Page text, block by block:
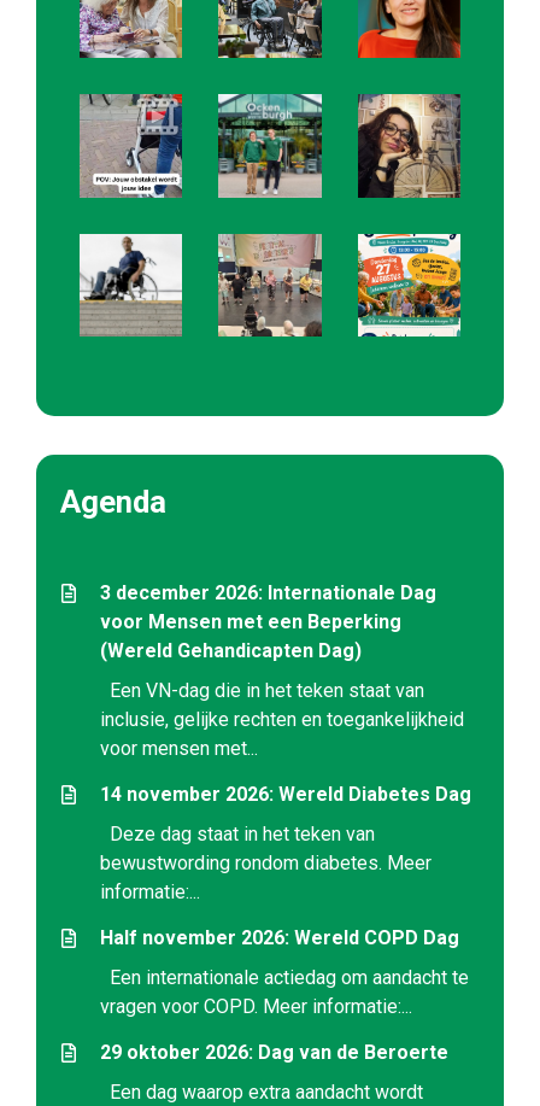
Agenda
3 december 2026: Internationale Dag
voor Mensen met een Beperking
(Wereld Gehandicapten Dag)
Een VN-dag die in het teken staat van
inclusie, gelijke rechten en toegankelijkheid
voor mensen met...
14 november 2026: Wereld Diabetes Dag
Deze dag staat in het teken van
bewustwording rondom diabetes. Meer
informatie:...
Half november 2026: Wereld COPD Dag
Een internationale actiedag om aandacht te
vragen voor COPD. Meer informatie:...
29 oktober 2026: Dag van de Beroerte
Een dag waarop extra aandacht wordt